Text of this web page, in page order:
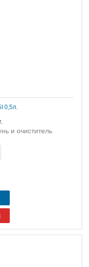
0,5л.
и очиститель